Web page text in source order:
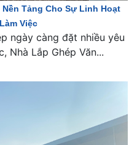
Tảng Cho Sự Linh Hoạt
Việc
ngày càng đặt nhiều yêu
Nhà Lắp Ghép Văn...